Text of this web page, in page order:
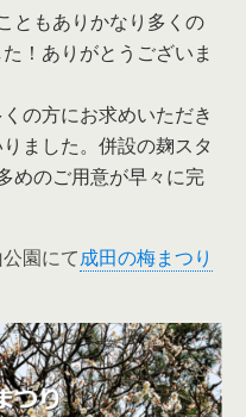
ともありかなり多くの
！ありがとうございま
くの方にお求めいただき
ました。併設の麹スタ
めのご用意が早々に完
園にて成田の梅まつり